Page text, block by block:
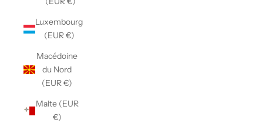
Luxembourg
(EUR €)
Macédoine
du Nord
(EUR €)
Malte (EUR
€)